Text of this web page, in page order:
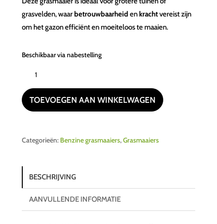
grasvelden, waarbetrouwbaarheid enkrachtvereist zijn
om het gazon efficiënt en moeiteloos te maaien.
Beschikbaar via nabestelling
aantal
TOEVOEGEN AAN WINKELWAGEN
Categorieën: Benzine grasmaaiers,Grasmaaiers
BESCHRIJVING
AANVULLENDE INFORMATIE